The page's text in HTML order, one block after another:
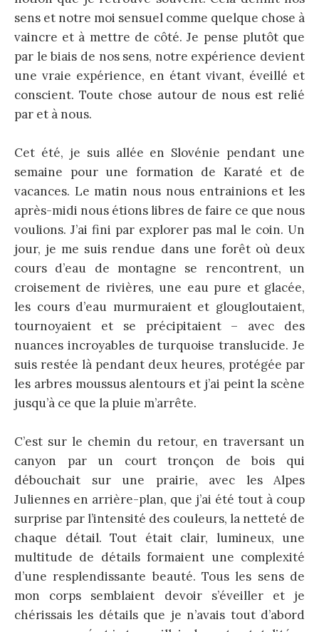
sens et notre moi sensuel comme quelque chose à
vaincre et à mettre de côté. Je pense plutôt que
par le biais de nos sens, notre expérience devient
une vraie expérience, en étant vivant, éveillé et
conscient. Toute chose autour de nous est relié
par et à nous.
Cet été, je suis allée en Slovénie pendant une
semaine pour une formation de Karaté et de
vacances. Le matin nous nous entrainions et les
après-midi nous étions libres de faire ce que nous
voulions. J’ai fini par explorer pas mal le coin. Un
jour, je me suis rendue dans une forêt où deux
cours d’eau de montagne se rencontrent, un
croisement de rivières, une eau pure et glacée,
les cours d’eau murmuraient et glougloutaient,
tournoyaient et se précipitaient – avec des
nuances incroyables de turquoise translucide. Je
suis restée là pendant deux heures, protégée par
les arbres moussus alentours et j’ai peint la scène
jusqu’à ce que la pluie m’arrête.
C’est sur le chemin du retour, en traversant un
canyon par un court tronçon de bois qui
débouchait sur une prairie, avec les Alpes
Juliennes en arrière-plan, que j’ai été tout à coup
surprise par l’intensité des couleurs, la netteté de
chaque détail. Tout était clair, lumineux, une
multitude de détails formaient une complexité
d’une resplendissante beauté. Tous les sens de
mon corps semblaient devoir s’éveiller et je
chérissais les détails que je n’avais tout d’abord